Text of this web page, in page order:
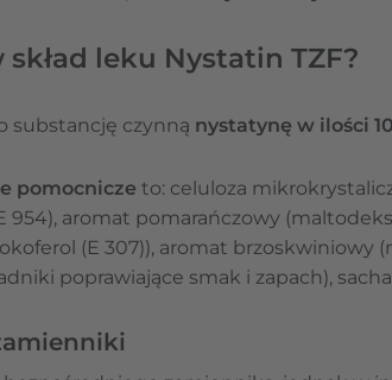
leku Nystatin TZF?
substancję czynną nystatynę w ilości
pomocnicze to: celuloza
954), aromat pomarańczowy
(E 307)), aromat
poprawiające smak i zapach),